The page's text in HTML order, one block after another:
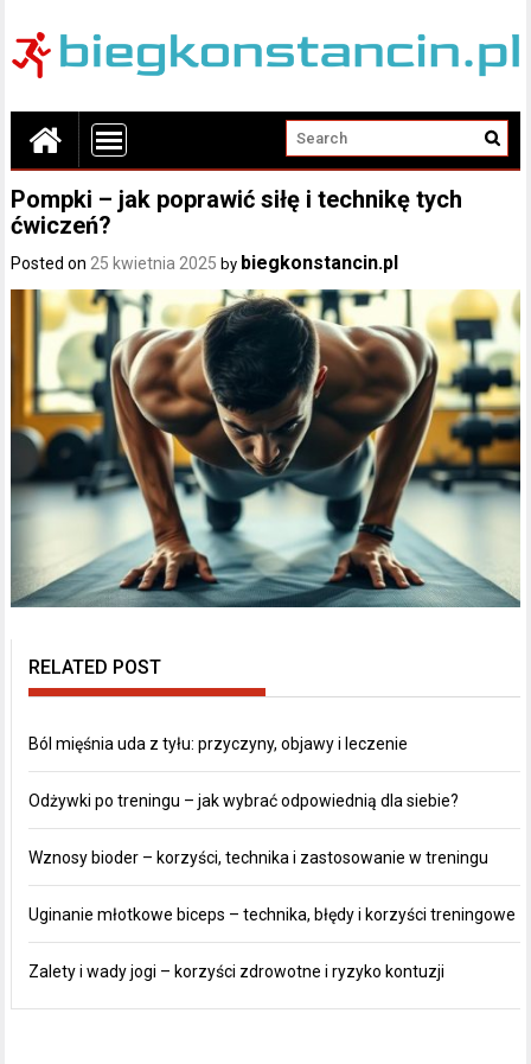
Pompki – jak poprawić siłę i technikę tych
ćwiczeń?
Posted on 25 kwietnia 2025 by biegkonstancin.pl
RELATED POST
Ból mięśnia uda z tyłu: przyczyny, objawy i leczenie
Odżywki po treningu – jak wybrać odpowiednią dla siebie?
Wznosy bioder – korzyści, technika i zastosowanie w treningu
Uginanie młotkowe biceps – technika, błędy i korzyści treningowe
Zalety i wady jogi – korzyści zdrowotne i ryzyko kontuzji